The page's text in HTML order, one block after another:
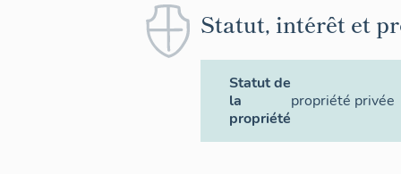
Statut, intérêt et
Statut de
la
propriété
propriété privée